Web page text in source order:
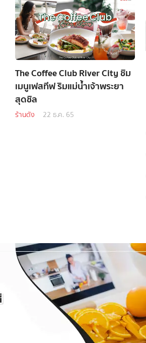
The Coffee Club River City ชิม
เมนูเฟสทีฟ ริมแม่น้ำเจ้าพระยา
สุดชิล
ร้านดัง 22 ธ.ค. 65